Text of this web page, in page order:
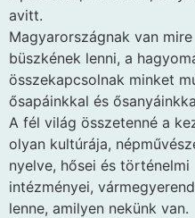
avitt.
Magyarországnak van mire
büszkének lenni, a
összekapcsolnak minket
ősapáinkkal és
A fél világ összetenné a
olyan kultúrája,
nyelve, hősei és történelmi
intézményei,
lenne, amilyen nekünk van.